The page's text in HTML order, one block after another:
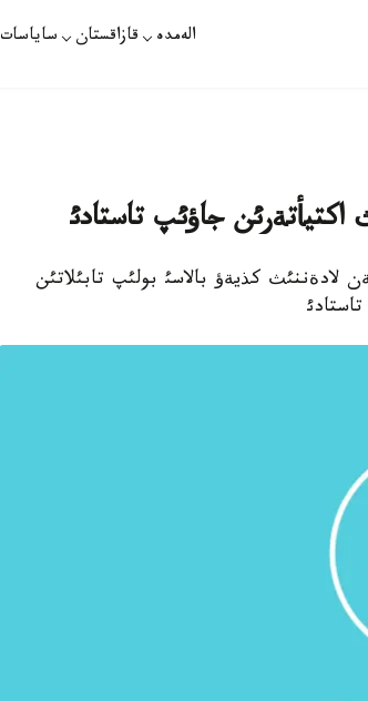
الەمدە قازاقستان ساياسات
جاؤئپ تاستادئ
بةن لادةننئث كذيةؤ بالاسئ بولئپ تابئلاتئن